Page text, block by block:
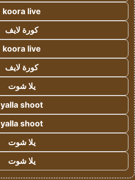
koora live
كورة لايف
koora live
كورة لايف
يلا شوت
yalla shoot
yalla shoot
يلا شوت
يلا شوت